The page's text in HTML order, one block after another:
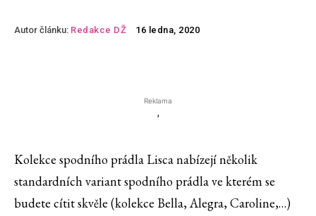
Autor článku: Redakce DŽ 16 ledna, 2020
Reklama
'
Kolekce spodního prádla Lisca nabízejí několik
standardních variant spodního prádla ve kterém se
budete cítit skvěle (kolekce Bella, Alegra, Caroline,…)